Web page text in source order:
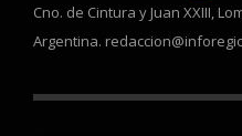
Cno. de Cintura y Juan XXIII,
Argentina.